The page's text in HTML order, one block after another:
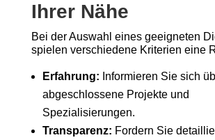
Ihrer Nähe
Bei der Auswahl eines geeigneten
spielen verschiedene Kriterien eine
Erfahrung: Informieren Sie sich
abgeschlossene Projekte und
Spezialisierungen.
Transparenz: Fordern Sie